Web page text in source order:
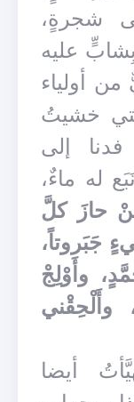
شجرةٍ،
بِشابٍّ عليه
أولياء
خشيتُ
إلى
له ماءٌ،
حازَ كلَّ
جَبَروتاً،
وأَوْلِجْ
وأَلْحِقْني
أيضا